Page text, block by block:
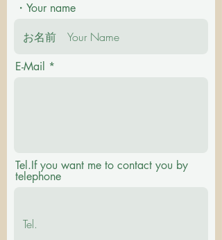
・Your name
E-Mail
Tel.If you want me to contact you by
telephone